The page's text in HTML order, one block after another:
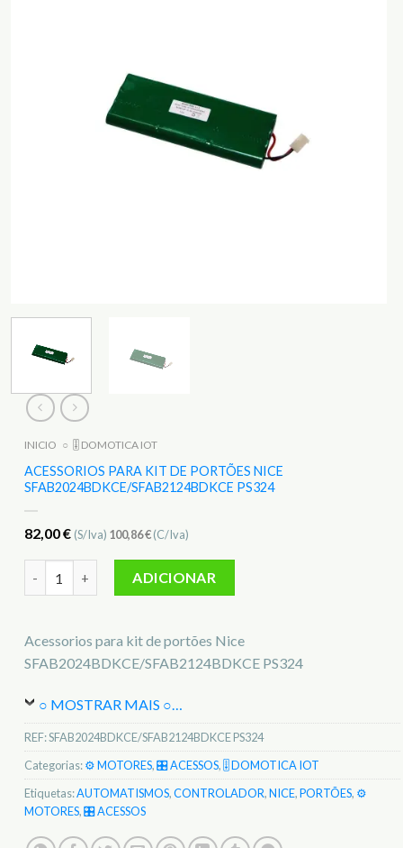
INICIO ○ 🎚️ DOMOTICA IOT
ACESSORIOS PARA KIT DE PORTÕES NICE
SFAB2024BDKCE/SFAB2124BDKCE PS324
82,00€ (S/Iva) 100,86€(C/Iva)
ADICIONAR
Acessorios para kit de portões Nice
SFAB2024BDKCE/SFAB2124BDKCE PS324
○ MOSTRAR MAIS ○…
REF:SFAB2024BDKCE/SFAB2124BDKCE PS324
Categorias:⚙️ MOTORES,🎛️ ACESSOS, 🎚️ DOMOTICA IOT
Etiquetas:AUTOMATISMOS,CONTROLADOR,NICE,PORTÕES, ⚙️
MOTORES,🎛️ ACESSOS